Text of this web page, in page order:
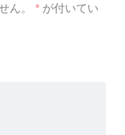
ん。 * が付いてい